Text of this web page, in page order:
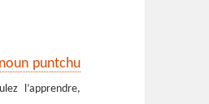
puntchu
l’apprendre,